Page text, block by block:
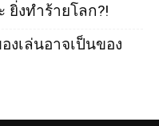
ยิ่งทำร้ายโลก?!
งเล่นอาจเป็นของ